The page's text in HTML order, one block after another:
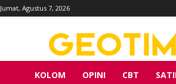
Jumat, Agustus 7, 2026
KOLOM OPINI CBT